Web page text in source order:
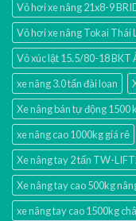
Vỏ hơi xe nâng 21x8-9
Vỏ hơi xe nâng Tokai Thái
Vỏ xúc lật 15.5/80-18 BKT
xe nâng 3.0 tấn đài loan
Xe nâng bán tự động 1500
xe nâng cao 1000kg giá rẻ
Xe nâng tay 2 tấn TW-
Xe nâng tay cao 500kg
xe nâng tay cao 1500kg